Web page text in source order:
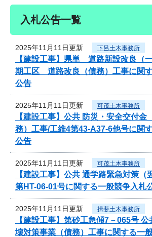
入札公告一覧
2025年11月11日更新 下呂土木事務所
【建設工事】県単 道路新設改良（
期工区 道路改良（債務）工事に関
公告
2025年11月11日更新 可茂土木事務所
【建設工事】公共 防災・安全交付金
務）工事/工維4第43-A37-6他号に関
公告
2025年11月11日更新 可茂土木事務所
【建設工事】公共 通学路緊急対策（
第HT-06-01号に関する一般競争入札
2025年11月11日更新 揖斐土木事務所
【建設工事】第砂工急傾7－065号
壊対策事業（債務）工事に関する一